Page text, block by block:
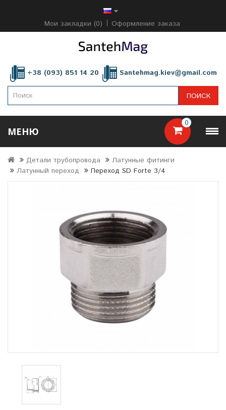
Мои закладки (0) Оформление заказа
+38 (093) 851 14 20 Santehmag.kiev@gmail.com
0
ПОИСК
МЕНЮ
Детали трубопровода
Латунные фитинги
Латунный переход
Переход SD Forte 3/4